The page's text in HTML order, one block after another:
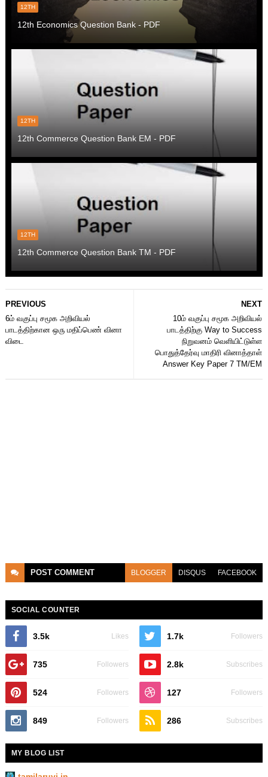
12TH
12th Economics Question Bank - PDF
12TH
12th Commerce Question Bank EM - PDF
12TH
12th Commerce Question Bank TM - PDF
NEXT
10ம் வகுப்பு சமூக அறிவியல்
பாடத்திற்கு Way to Success
நிறுவனம் வெளியிட்டுள்ள
பொதுத்தேர்வு மாதிரி வினாத்தாள்
Answer Key Paper 7 TM/EM
PREVIOUS
6ம் வகுப்பு சமூக அறிவியல்
பாடத்திற்கான ஒரு மதிப்பெண் வினா
விடை
POST COMMENT BLOGGER DISQUS FACEBOOK
SOCIAL COUNTER
3.5k Likes 1.7k Followers
735 Followers 2.8k Subscribes
524 Followers 127 Followers
849 Followers 286 Subscribes
MY BLOG LIST